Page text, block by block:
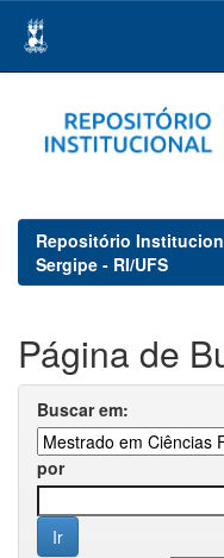
navigation
Repositório
Sergipe - RI/UFS
Página de
Buscar em:
por